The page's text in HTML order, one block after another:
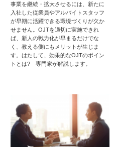
事業を継続・拡大させるには、新たに
入社した従業員やアルバイトスタッフ
が早期に活躍できる環境づくりが欠か
せません。OJTを適切に実施できれ
ば、新人の戦力化が早まるだけでな
く、教える側にもメリットが生じま
す。はたして、効果的なOJTのポイン
トとは? 専門家が解説します。